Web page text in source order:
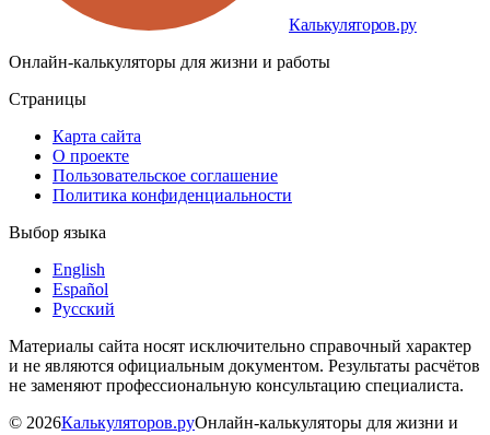
Калькуляторов.ру
Онлайн-калькуляторы для жизни и работы
Страницы
Карта сайта
О проекте
Пользовательское соглашение
Политика конфиденциальности
Выбор языка
English
Español
Русский
Материалы сайта носят исключительно справочный характер
и не являются официальным документом. Результаты расчётов
не заменяют профессиональную консультацию специалиста.
© 2026Калькуляторов.руОнлайн-калькуляторы для жизни и